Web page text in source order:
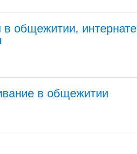
общежитии, интернате
в общежитии